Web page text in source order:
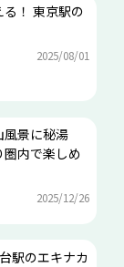
！ 東京駅の
2025/08/01
風景に秘湯
内で楽しめ
2025/12/26
駅のエキナカ